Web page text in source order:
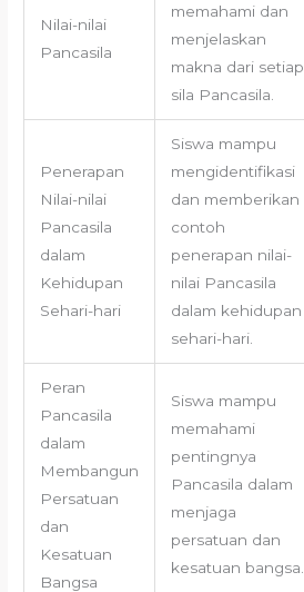
Nilai-nilai
Pancasila
memahami dan
menjelaskan
makna dari setiap
sila Pancasila.
Penerapan
Nilai-nilai
Pancasila
dalam
Kehidupan
Sehari-hari
Siswa mampu
mengidentifikasi
dan memberikan
contoh
penerapan nilai-
nilai Pancasila
dalam kehidupan
sehari-hari.
Peran
Pancasila
dalam
Membangun
Persatuan
dan
Kesatuan
Bangsa
Siswa mampu
memahami
pentingnya
Pancasila dalam
menjaga
persatuan dan
kesatuan bangsa.